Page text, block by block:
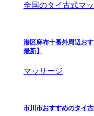
全国のタイ古式マ
港区麻布十番外周辺お
最新】
マッサージ
市川市おすすめのタイ